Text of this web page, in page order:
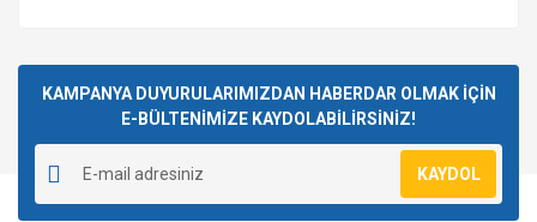
KAMPANYA DUYURULARIMIZDAN HABERDAR OLMAK İÇİN
E-BÜLTENİMİZE KAYDOLABİLİRSİNİZ!
KAYDOL